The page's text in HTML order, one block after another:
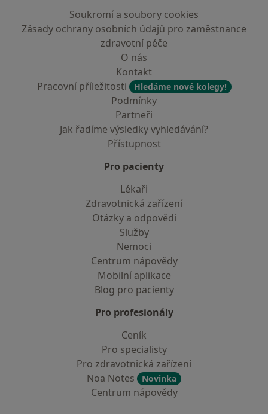
Soukromí a soubory cookies
Zásady ochrany osobních údajů pro zaměstnance
zdravotní péče
O nás
Kontakt
Pracovní příležitosti
Hledáme nové kolegy!
Podmínky
Partneři
Jak řadíme výsledky vyhledávání?
Přístupnost
Pro pacienty
Lékaři
Zdravotnická zařízení
Otázky a odpovědi
Služby
Nemoci
Centrum nápovědy
Mobilní aplikace
Blog pro pacienty
Pro profesionály
Ceník
Pro specialisty
Pro zdravotnická zařízení
Noa Notes
Novinka
Centrum nápovědy